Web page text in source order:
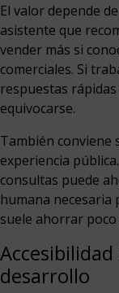
El valor depende
asistente que
vender más si
comerciales. Si
respuestas
equivocarse.
También conviene
experiencia
consultas puede
humana
suele ahorrar
desarrollo